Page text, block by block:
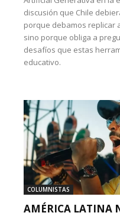
discusión que Chile
porque debamos replicar
sino porque obliga a
desafíos que estas
educativo.
COLUMNISTAS
AMÉRICA LATINA